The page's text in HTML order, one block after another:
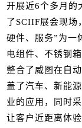
开展近6个多月的
了SCIIF展会现场
硬件、服务”为一
电组件、不锈钢
整合了威图在自
盖了汽车、新能
业的应用，同时
让客户近距离体